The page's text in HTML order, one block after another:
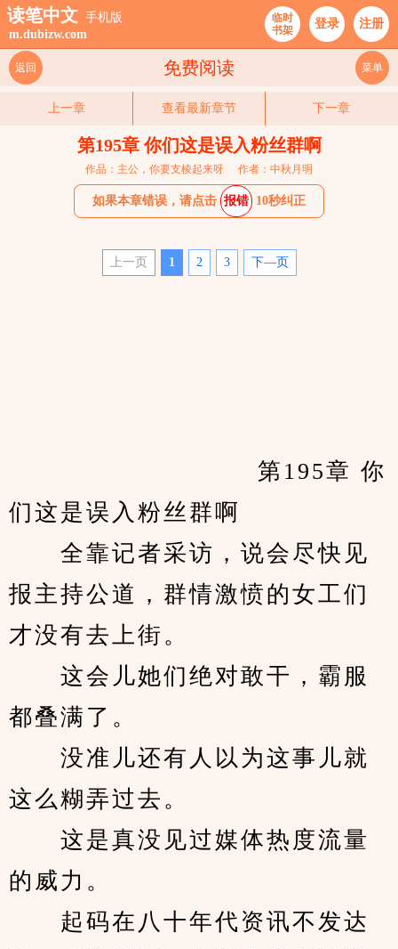
读笔中文 手机版
m.dubizw.com
临时
书架
登录 注册
免费阅读
返回 菜单
上一章 查看最新章节 下一章
第195章 你们这是误入粉丝群啊
作品：主公，你要支棱起来呀 作者：中秋月明
如果本章错误，请点击 报错 10秒纠正
上一页 1 2 3 下—页
们这是误入粉丝群啊
全靠记者采访，说会尽快见
报主持公道，群情激愤的女工们
才没有去上街。
这会儿她们绝对敢干，霸服
都叠满了。
没准儿还有人以为这事儿就
这么糊弄过去。
这是真没见过媒体热度流量
的威力。
起码在八十年代资讯不发达